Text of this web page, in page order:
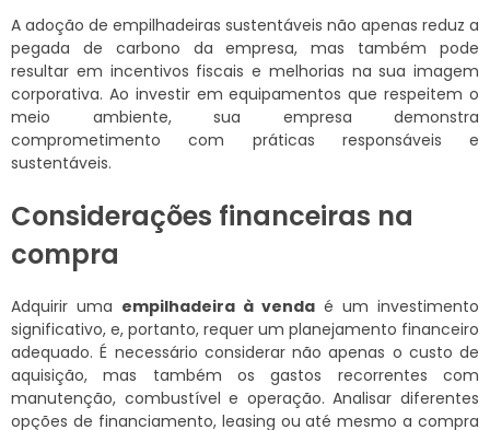
A adoção de empilhadeiras sustentáveis não apenas reduz a
pegada de carbono da empresa, mas também pode
resultar em incentivos fiscais e melhorias na sua imagem
corporativa. Ao investir em equipamentos que respeitem o
meio ambiente, sua empresa demonstra
comprometimento com práticas responsáveis e
sustentáveis.
Considerações financeiras na
compra
Adquirir uma empilhadeira à venda é um investimento
significativo, e, portanto, requer um planejamento financeiro
adequado. É necessário considerar não apenas o custo de
aquisição, mas também os gastos recorrentes com
manutenção, combustível e operação. Analisar diferentes
opções de financiamento, leasing ou até mesmo a compra